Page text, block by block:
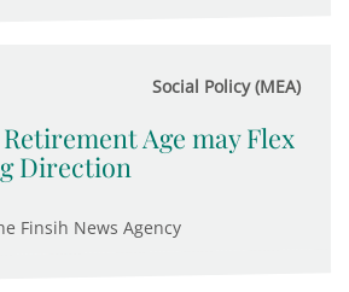
Social Policy (MEA)
Age may Flex
Direction
Finsih News Agency